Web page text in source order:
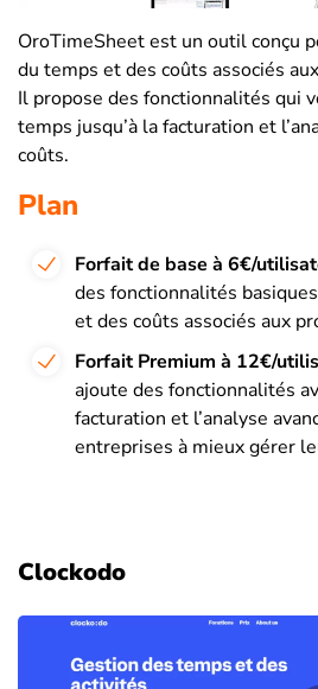
OroTimeSheet est un outil conçu
du temps et des coûts associés
Il propose des fonctionnalités qui
temps jusqu’à la facturation et
coûts.
Plan
Forfait de base à 6€/
des fonctionnalités
et des coûts associés aux
Forfait Premium à 12€/
ajoute des fonctionnalités
facturation et l’analyse
entreprises à mieux gérer
Clockodo